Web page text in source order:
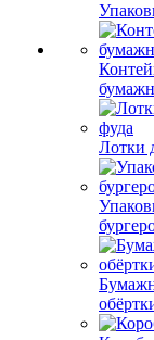
Лотки